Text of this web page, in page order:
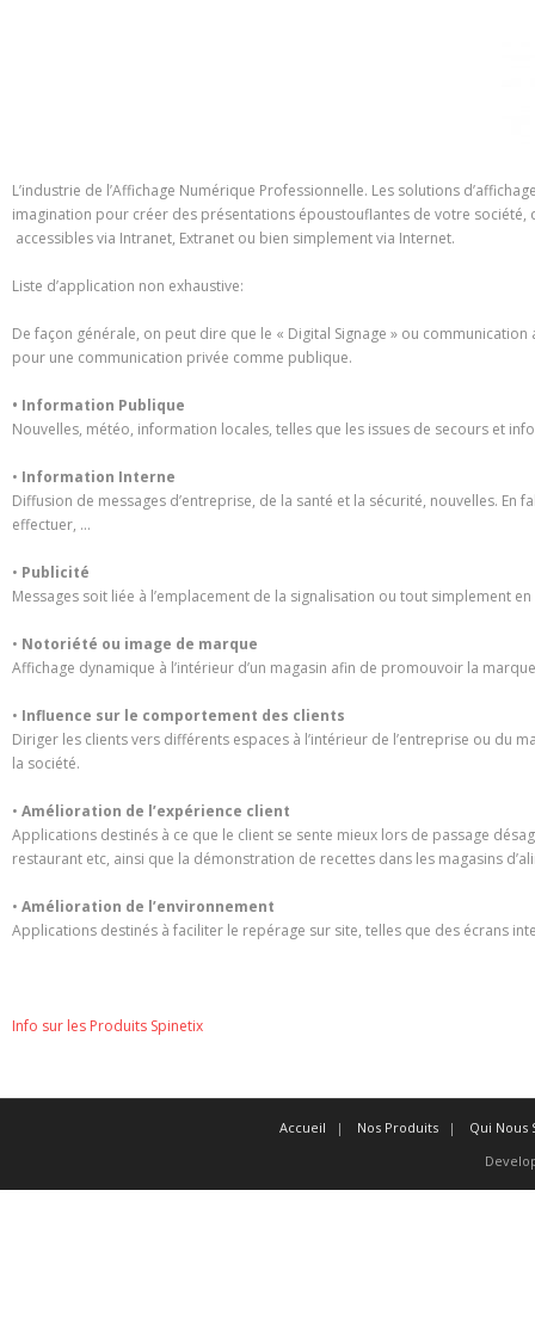
L’industrie de l’Affichage Numérique Professionnelle. Les solutions
imagination pour créer des présentations époustouflantes de votre
accessibles via Intranet, Extranet ou bien simplement via Internet.
Liste d’application non exhaustive:
De façon générale, on peut dire que le « Digital Signage » ou
pour une communication privée comme publique.
• Information Publique
Nouvelles, météo, information locales, telles que les issues de secours et
• Information Interne
Diffusion de messages d’entreprise, de la santé et la sécurité, nouvelles.
effectuer, …
• Publicité
Messages soit liée à l’emplacement de la signalisation ou tout simplement
• Notoriété ou image de marque
Affichage dynamique à l’intérieur d’un magasin afin de promouvoir la
• Influence sur le comportement des clients
Diriger les clients vers différents espaces à l’intérieur de l’entreprise ou du
la société.
• Amélioration de l’expérience client
Applications destinés à ce que le client se sente mieux lors de passage
restaurant etc, ainsi que la démonstration de recettes dans les magasins
• Amélioration de l’environnement
Applications destinés à faciliter le repérage sur site, telles que des écrans
Info sur les Produits Spinetix
Accueil Nos Produits
Qui Nous